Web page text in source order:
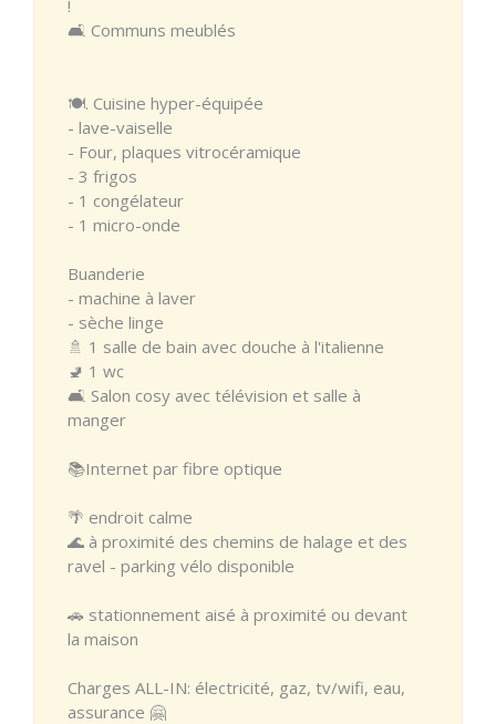
!
🛋 Communs meublés
🍽. Cuisine hyper-équipée
- lave-vaiselle
- Four, plaques vitrocéramique
- 3 frigos
- 1 congélateur
- 1 micro-onde
Buanderie
- machine à laver
- sèche linge
🚿 1 salle de bain avec douche à l'italienne
🚽 1 wc
🛋 Salon cosy avec télévision et salle à
manger
📚Internet par fibre optique
🌴 endroit calme
🌊 à proximité des chemins de halage et des
ravel - parking vélo disponible
🚗 stationnement aisé à proximité ou devant
la maison
Charges ALL-IN: électricité, gaz, tv/wifi, eau,
assurance 🤗